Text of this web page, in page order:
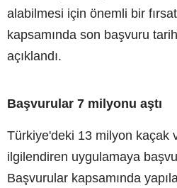
alabilmesi için önemli bir
kapsamında son başvuru
açıklandı.
Başvurular 7 milyonu aştı
Türkiye'deki 13 milyon kaçak
ilgilendiren uygulamaya
Başvurular kapsamında